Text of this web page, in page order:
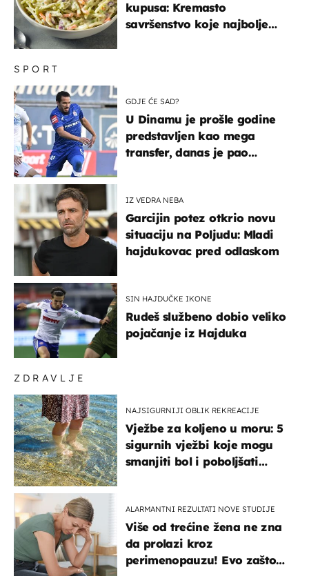
ZDRAVLJE
NAJSIGURNIJI OBLIK REKREACIJE
Vježbe za koljeno u moru: 5
sigurnih vježbi koje mogu
smanjiti bol i poboljšati
ALARMANTNI REZULTATI NOVE STUDIJE
Više od trećine žena ne zna
da prolazi kroz
perimenopauzu! Evo zašto
SPORT
GDJE ĆE SAD?
U Dinamu je prošle godine
predstavljen kao mega
transfer, danas je pao
IZ VEDRA NEBA
Garcijin potez otkrio novu
situaciju na Poljudu: Mladi
hajdukovac pred odlaskom
SIN HAJDUČKE IKONE
Rudeš službeno dobio veliko
pojačanje iz Hajduka
kupusa: Kremasto
savršenstvo koje najbolje